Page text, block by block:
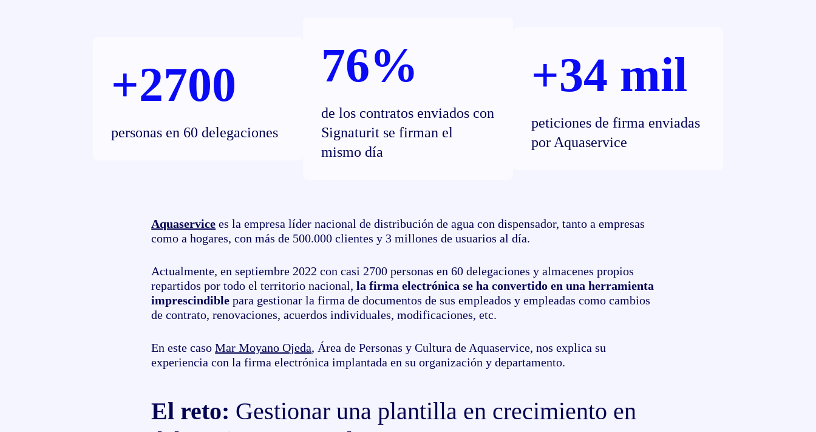
+2700
personas en 60 delegaciones
76%
de los contratos enviados con
Signaturit se firman el
mismo día
+34 mil
peticiones de firma enviadas
por Aquaservice
Aquaservice es la empresa líder nacional de distribución de agua con dispensador, tanto a empresas
como a hogares, con más de 500.000 clientes y 3 millones de usuarios al día.
Actualmente, en septiembre 2022 con casi 2700 personas en 60 delegaciones y almacenes propios
repartidos por todo el territorio nacional,la firma electrónica se ha convertido en una herramienta
imprescindible para gestionar la firma de documentos de sus empleados y empleadas como cambios
de contrato, renovaciones, acuerdos individuales, modificaciones, etc.
En este casoMar Moyano Ojeda, Área de Personas y Cultura de Aquaservice, nos explica su
experiencia con la firma electrónica implantada en su organización y departamento.
El reto: Gestionar una plantilla en crecimiento en